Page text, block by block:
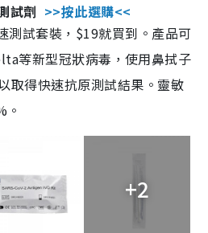
試劑 >>按此選購<<
測試套裝，$19就買到。產品可
等新型冠狀病毒，使用鼻拭子
取得快速抗原測試結果。靈敏
+2